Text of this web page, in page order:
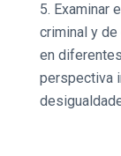
Examinar
criminal y
en
perspectiva